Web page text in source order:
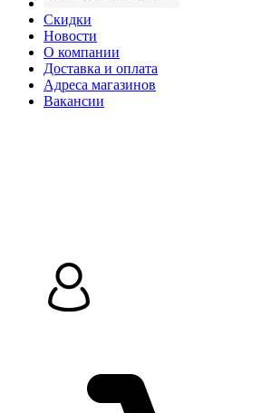
Скидки
Новости
О компании
Доставка и оплата
Адреса магазинов
Вакансии